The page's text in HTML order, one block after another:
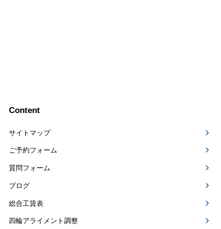
Content
サイトマップ
ご予約フォーム
質問フォーム
ブログ
総合工賃表
四輪アライメント調整